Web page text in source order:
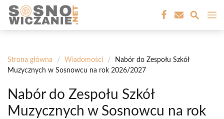
Przejdź
treści
Strona główna / Wiadomości /
Nabór do Zespołu Szkół
Muzycznych w Sosnowcu na rok 2026/2027
Nabór do Zespołu Szkół
Muzycznych w Sosnowcu na rok